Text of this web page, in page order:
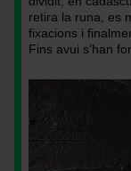
Foto:
TMB
/
Foto:
TMB
retira la runa, es
fixacions i
Fins avui s’han
Imatge